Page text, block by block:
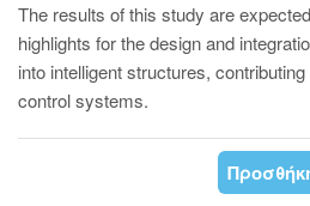
The results of this study are
highlights for the design and
into intelligent structures,
control systems.